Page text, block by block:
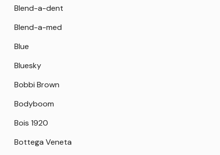
Blend-a-dent
Blend-a-med
Blue
Bluesky
Bobbi Brown
Bodyboom
Bois 1920
Bottega Veneta